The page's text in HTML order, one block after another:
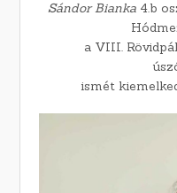
Sándor Bianka 4.b
a VIII.
ismét